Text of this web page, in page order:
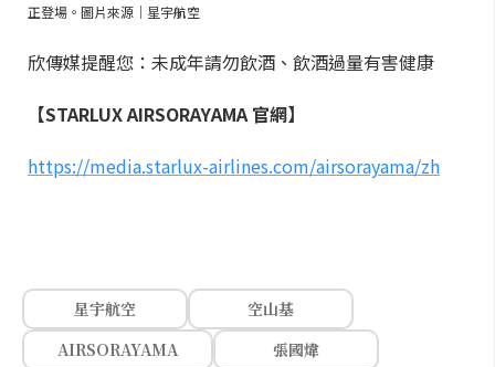
正登場。圖片來源｜星宇航空
欣傳媒提醒您：未成年請勿飲酒、飲酒過量有害健康
【STARLUX AIRSORAYAMA 官網】
https://media.starlux-airlines.com/airsorayama/zh
星宇航空
空山基
AIRSORAYAMA
張國煒